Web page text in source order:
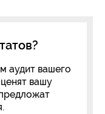
аудит вашего
вашу